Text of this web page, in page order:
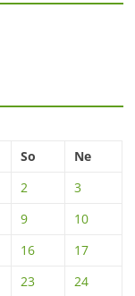
So
Ne
2
3
9
10
16
17
23 24